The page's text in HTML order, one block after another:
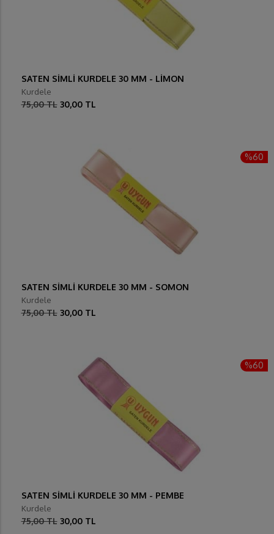
SATEN SİMLİ KURDELE 30 MM - LİMON
Kurdele
75,00 TL 30,00 TL
%60
SATEN SİMLİ KURDELE 30 MM - SOMON
Kurdele
75,00 TL 30,00 TL
%60
SATEN SİMLİ KURDELE 30 MM - PEMBE
Kurdele
75,00 TL 30,00 TL